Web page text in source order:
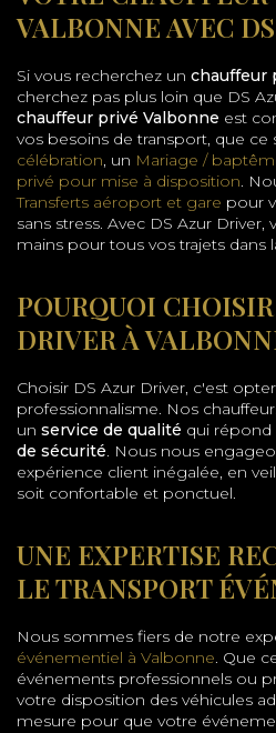
VALBONNE AVEC
Si vous recherchez un chauffeur
cherchez pas plus loin que DS
chauffeur privé Valbonne est
vos besoins de transport, que ce
célébration, un Mariage /
privé pour mise à disposition.
Transferts aéroport et gare pour
sans stress. Avec DS Azur
mains pour tous vos trajets dans
POURQUOI
DRIVER À
Choisir DS Azur Driver, c'est
professionnalisme. Nos
un service de qualité qui répond
de sécurité. Nous nous
expérience client inégalée, en
soit confortable et ponctuel.
UNE EXPERTISE
LE TRANSPORT
Nous sommes fiers de notre
événementiel à Valbonne. Que
événements professionnels ou
votre disposition des véhicules
mesure pour que votre